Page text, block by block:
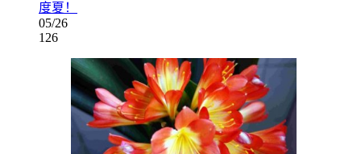
度夏！
05/26
126